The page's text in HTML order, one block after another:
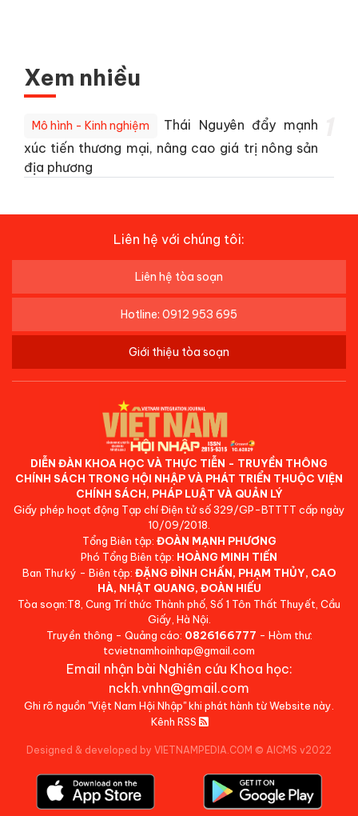
Xem nhiều
Mô hình - Kinh nghiệm
Thái Nguyên đẩy mạnh
xúc tiến thương mại, nâng cao giá trị nông sản
địa phương
Liên hệ với chúng tôi:
Liên hệ tòa soạn
Hotline: 0912 953 695
Giới thiệu tòa soạn
DIỄN ĐÀN KHOA HỌC VÀ THỰC TIỄN - TRUYỀN THÔNG
CHÍNH SÁCH TRONG HỘI NHẬP VÀ PHÁT TRIỂN THUỘC VIỆN
CHÍNH SÁCH, PHÁP LUẬT VÀ QUẢN LÝ
Giấy phép hoạt động Tạp chí Điện tử số 329/GP-BTTTT cấp ngày
10/09/2018.
Tổng Biên tập: ĐOÀN MẠNH PHƯƠNG
Phó Tổng Biên tập: HOÀNG MINH TIẾN
Ban Thư ký - Biên tập: ĐẶNG ĐÌNH CHẤN, PHẠM THỦY, CAO
HÀ, NHẬT QUANG, ĐOÀN HIẾU
Tòa soạn:T8, Cung Trí thức Thành phố, Số 1 Tôn Thất Thuyết, Cầu
Giấy, Hà Nội.
Truyền thông - Quảng cáo: 0826166777 - Hòm thư:
tcvietnamhoinhap@gmail.com
Email nhận bài Nghiên cứu Khoa học:
nckh.vnhn@gmail.com
Ghi rõ nguồn "Việt Nam Hội Nhập" khi phát hành từ Website này.
Kênh RSS
Designed & developed by VIETNAMPEDIA.COM © AICMS v2022